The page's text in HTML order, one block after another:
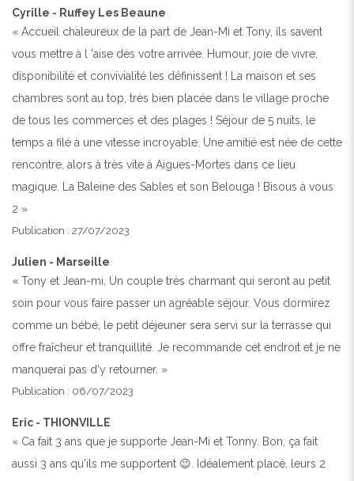
Cyrille - Ruffey Les Beaune
« Accueil chaleureux de la part de Jean-Mi et Tony, ils savent
vous mettre à l 'aise dès votre arrivée. Humour, joie de vivre,
disponibilité et convivialité les définissent ! La maison et ses
chambres sont au top, très bien placée dans le village proche
de tous les commerces et des plages ! Séjour de 5 nuits, le
temps a filé à une vitesse incroyable. Une amitié est née de cette
rencontre, alors à très vite à Aigues-Mortes dans ce lieu
magique. La Baleine des Sables et son Belouga ! Bisous à vous
2 »
Publication : 27/07/2023
Julien - Marseille
« Tony et Jean-mi, Un couple très charmant qui seront au petit
soin pour vous faire passer un agréable séjour. Vous dormirez
comme un bébé, le petit déjeuner sera servi sur la terrasse qui
offre fraîcheur et tranquillité. Je recommande cet endroit et je ne
manquerai pas d'y retourner. »
Publication : 06/07/2023
Eric - THIONVILLE
« Ca fait 3 ans que je supporte Jean-Mi et Tonny. Bon, ça fait
aussi 3 ans qu'ils me supportent 😉. Idéalement placé, leurs 2